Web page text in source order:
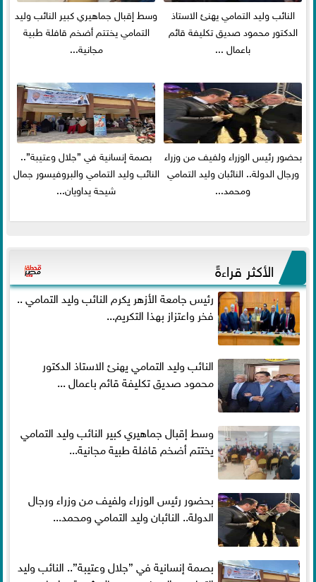
النائب وليد التمامي يهنئ الاستاذ
الدكتور محمود صديق تكليفة قائم
باعمال ...
وسط إقبال جماهيري كبير النائب وليد
التمامي يختتم أضخم قافلة طبية
مجانية...
بحضور رئيس الوزراء ولفيف من وزراء
ورجال الدولة.. النائبان وليد التمامي
ومحمد...
بصمة إنسانية في ”جلال وعتيبة”..
النائب وليد التمامي والبروفيسور جمال
شيحة يداويان...
الأكثر قراءةً
رئيس جامعة الأزهر يكرم النائب وليد التمامي ..
فخر واعتزاز بهذا التكريم...
النائب وليد التمامي يهنئ الاستاذ الدكتور
محمود صديق تكليفة قائم باعمال ...
وسط إقبال جماهيري كبير النائب وليد التمامي
يختتم أضخم قافلة طبية مجانية...
بحضور رئيس الوزراء ولفيف من وزراء ورجال
الدولة.. النائبان وليد التمامي ومحمد...
بصمة إنسانية في ”جلال وعتيبة”.. النائب وليد